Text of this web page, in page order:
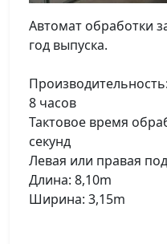
Автомат обработки
год выпуска.
8 часов
Тактовое время
секунд
Левая или правая
Длина: 8,10m
Ширина: 3,15m